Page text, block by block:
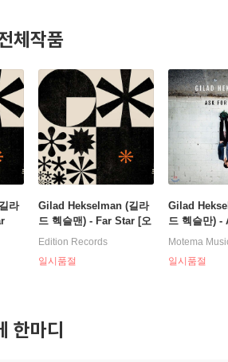
체작품
라
Gilad Hekselman (길라
드 헥슬맨) - Far Star [오
렌지 컬러 LP]
Edition Records
일시품절
Gilad
드 헥슬만) -
aos
Motema
일시품절
한마디